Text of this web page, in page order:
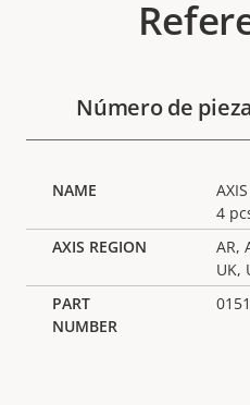
Número de
4
AR,
UK,